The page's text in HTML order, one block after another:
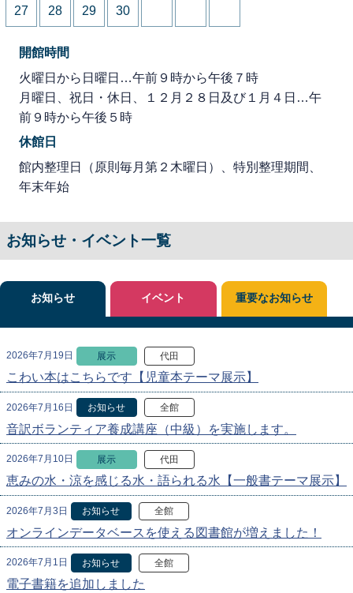
27 28 29 30
開館時間
火曜日から日曜日…午前９時から午後７時
月曜日、祝日・休日、１２月２８日及び１月４日…午
前９時から午後５時
休館日
館内整理日（原則毎月第２木曜日）、特別整理期間、
年末年始
お知らせ・イベント一覧
お知らせ
2026年7月19日 展示 代田
こわい本はこちらです【児童本テーマ展示】
2026年7月16日 お知らせ 全館
音訳ボランティア養成講座（中級）を実施します。
2026年7月10日 展示 代田
恵みの水・涼を感じる水・語られる水【一般書テーマ展示】
2026年7月3日 お知らせ 全館
オンラインデータベースを使える図書館が増えました！
2026年7月1日 お知らせ 全館
電子書籍を追加しました
イベント 重要なお知らせ